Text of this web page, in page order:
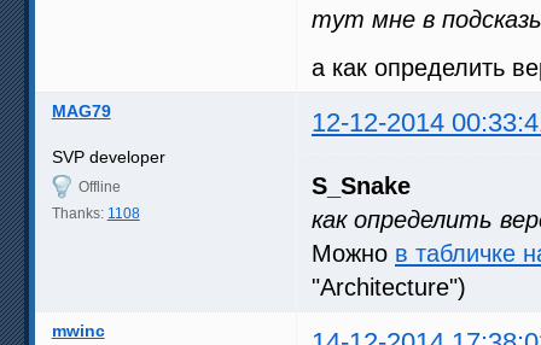
тут мне в
а как определить
MAG79 12-12-2014
SVP developer
Offline
Thanks: 1108
S_Snake
как определить
Можно в табличке
"Architecture")
mwinc